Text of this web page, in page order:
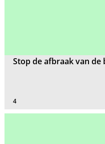
Stop de afbraak van de
4